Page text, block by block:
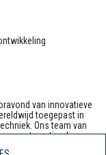
van innovatieve
toegepast in
Ons team van
te optimaliseren